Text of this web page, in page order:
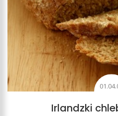
Irlandzki